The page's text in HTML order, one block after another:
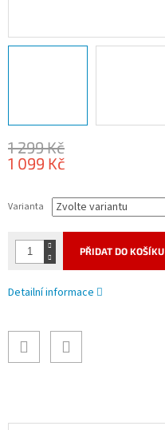
1 299 Kč
1 099 Kč
cena:
Varianta
PŘIDAT DO KOŠÍKU
Detailní informace